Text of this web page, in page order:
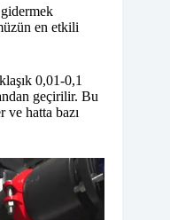
gidermek
en etkili
0,01-0,1
geçirilir. Bu
ve hatta bazı